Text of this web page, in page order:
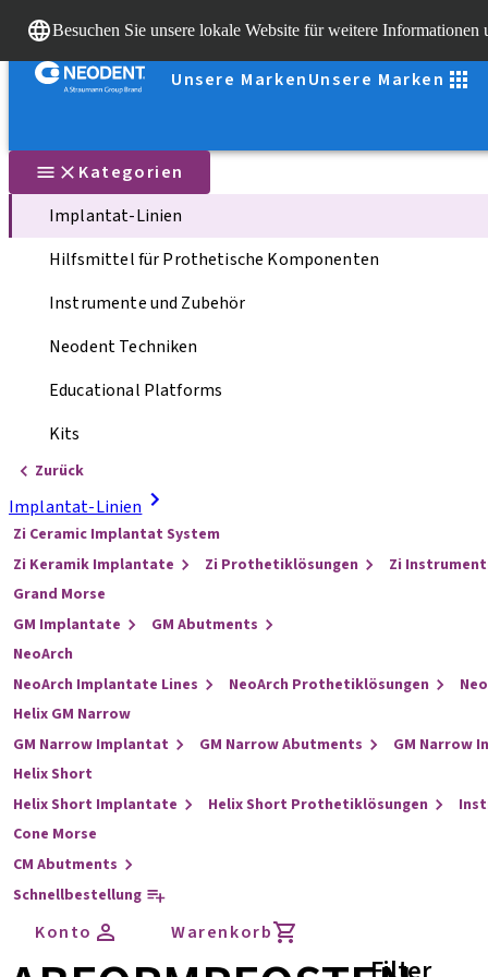
Besuchen Sie unsere lokale Website für weitere
Unsere MarkenUnsere Marken
Kategorien
Implantat-Linien
Hilfsmittel für Prothetische Komponenten
Instrumente und Zubehör
Neodent Techniken
Educational Platforms
Kits
Zurück
Implantat-Linien
Zi Ceramic Implantat System
Zi Keramik Implantate
Zi Prothetiklösungen
Zi
Grand Morse
GM Implantate
GM Abutments
NeoArch
NeoArch Implantate Lines
NeoArch Prothetiklösungen
Helix GM Narrow
GM Narrow Implantat
GM Narrow Abutments
GM Narrow
Helix Short
Helix Short Implantate
Helix Short Prothetiklösungen
Cone Morse
CM Abutments
Schnellbestellung
Konto Warenkorb